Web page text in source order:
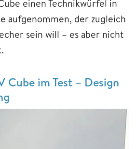
einen Technikwürfel in
aufgenommen, der zugleich
sein will – es aber nicht
Cube im Test – Design